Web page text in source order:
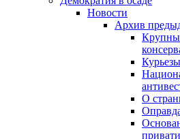
Новости
Архив
Курьезы
О